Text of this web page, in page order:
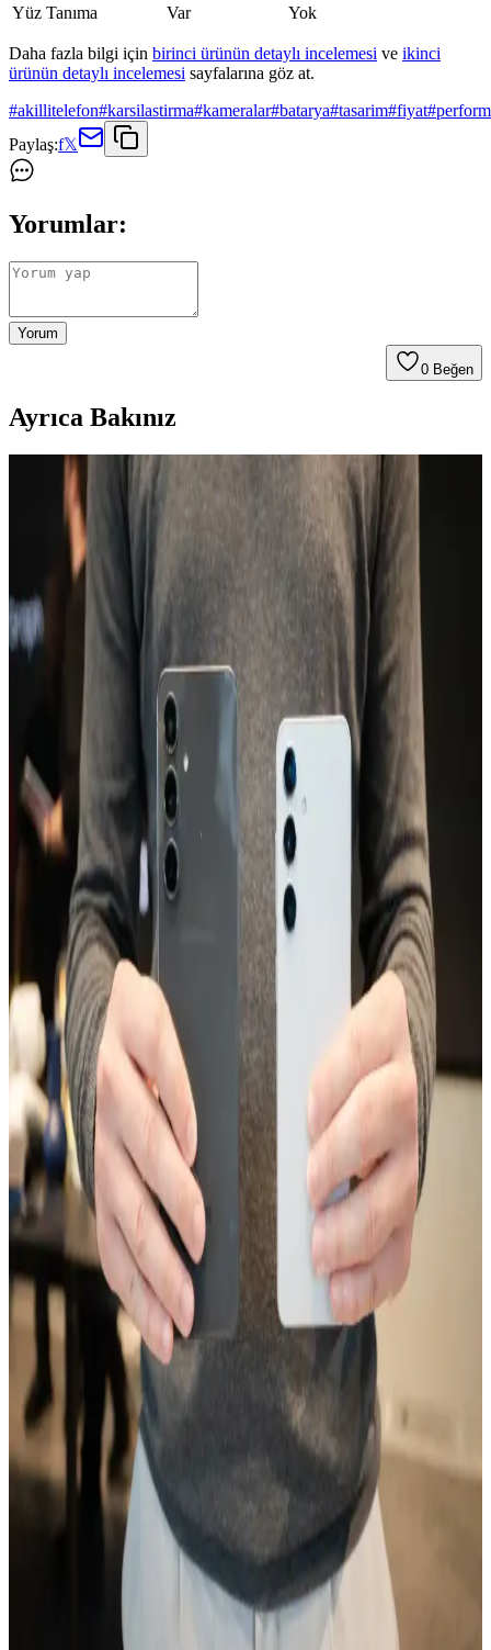
Yüz Tanıma
Var Yok
Daha fazla bilgi için birinci ürünün detaylı incelemesi ve ikinci
ürünün detaylı incelemesi sayfalarına göz at.
#akillitelefon#karsilastirma#kameralar#batarya#tasarim#fiyat#
Paylaş:f𝕏
Yorumlar:
Yorum
0 Beğen
Ayrıca Bakınız
Tecno Spark 10 İncelemesi: Uygun Fiyatlı ve
Performans Odaklı Akıllı Telefon Seçenekleri
Tecno Spark 10, uygun fiyatı ve performansıyla öne çıkan, kullanıcı
memnuniyetini sağlayan şık tasarımı ve uzun pil ömrüyle günlük
kullanım için ideal bir akıllı telefon seçeneğidir.
TECNO Spark 20 ve Güncel Teknolojik Gelişmeler
Hakkında Detaylar
TECNO'nun yeni modelleri ve Spark serisinin özellikleri, tasarım,
batarya, kamera ve depolama alanındaki gelişmelerle ilgili detaylar
Galaxy A24: Uygun Fiyatlı ve Güçlü Özelliklere
Sahip Akıllı Telefon Seçeneği
Galaxy A24, uygun fiyatı ve temel özellikleriyle günlük kullanım ve
fotoğrafçılık ihtiyaçlarını karşılayan, uzun pil ömrü sunan ekonomik
akıllı telefon seçeneğidir.
Xiaomi Note 8'in Performans Özellikleri ve Aksesuar
Uyumluluğu Hakkında Güncel Bilgiler
Xiaomi Note 8'in performansı ve aksesuar uyumluluğu hakkında
genel bilgiler, teknik detaylar ve kullanım ipuçlarıyla ilgili güncel ve
kapsamlı bir değerlendirme.
Omix X7 ve Reeder P13 Blue Plus Akıllı
Telefonlarının Teknik Özellikleri ve Karşılaştırması
Omix X7 ve Reeder P13 Blue Plus modelleri, ekran, pil ve kamera
özellikleriyle benzer performans gösteriyor. Fiyat ve kullanım
ihtiyaçlarına göre tercih yapmayı kolaylaştıran detaylar içeriyor.
Huawei'nin Katlanabilir Telefon Modelleri ve
Teknolojik Gelişmeleri Üzerine Güncel Bir
Değerlendirme
Huawei'nin katlanabilir telefonları, yüksek teknoloji ve yenilikçilikle
öne çıkıyor. Bu modeller, taşınabilirlik ve geniş ekran avantajı
sağlarken, kullanıcı deneyimleri ve piyasa konumu da dikkat
çekiyor.
Reeder P13 Blue Max Özellikleri ve Rakipleriyle
Karşılaştırması
Reeder P13 Blue Max, uygun fiyatlı ve temel ihtiyaçlara yönelik
özellikleriyle öne çıkan bir akıllı telefon. 6.5 inç ekran, 2 GB RAM
ve 3000 mAh batarya ile günlük kullanım için ideal.
Samsung Galaxy M33 ve S24 FE Karşılaştırması:
Hangi Model Sizin İçin Uygun
Samsung Galaxy M33 ve S24 FE modellerinin tasarım, performans,